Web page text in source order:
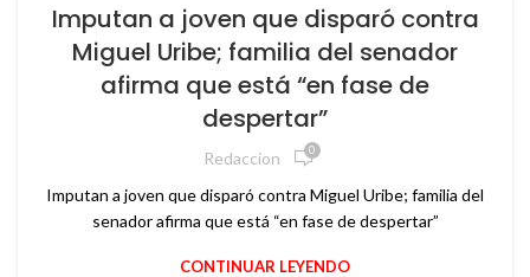
Imputan a joven que disparó contra
Miguel Uribe; familia del senador
afirma que está “en fase de
despertar”
Redaccion 0
Imputan a joven que disparó contra Miguel Uribe; familia del
senador afirma que está “en fase de despertar”
CONTINUAR LEYENDO